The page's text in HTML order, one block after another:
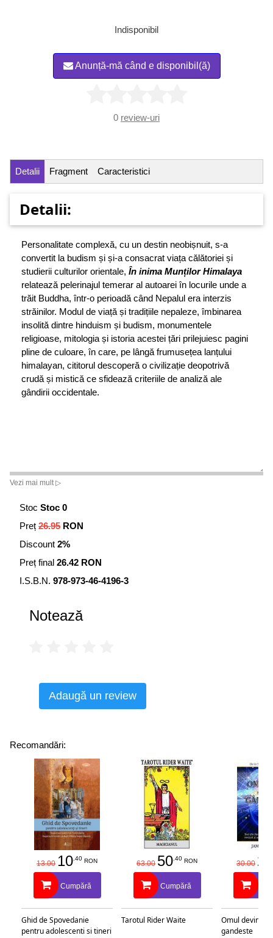
Indisponibil
Anunță-mă când e disponibil(ă)
0 review-uri
Detalii Fragment Caracteristici
Detalii:
Personalitate complexă, cu un destin neobișnuit, s-a
convertit la budism și și-a consacrat viața călătoriei și
studierii culturilor orientale, În inima Munților Himalaya
relatează pelerinajul temerar al autoarei în locurile unde a
trăit Buddha, într-o perioadă când Nepalul era interzis
străinilor. Modul de viață și tradițiile nepaleze, îmbinarea
insolită dintre hinduism și budism, monumentele
religioase, mitologia și istoria acestei țări prilejuiesc pagini
pline de culoare, în care, pe lângă frumusețea lanțului
himalayan, cititorul descoperă o civilizație deopotrivă
crudă și mistică ce sfidează criteriile de analiză ale
gândirii occidentale.
Vezi mai mult ▷
Stoc Stoc 0
Preț 26.95 RON
Discount 2%
Preț final 26.42 RON
I.S.B.N. 978-973-46-4196-3
Notează
Adaugă un review
Recomandări:
13.00 10.40 RON
Cumpără
Ghid de Spovedanie
pentru adolescenti si tineri
63.00 50.40 RON
Cumpără
Tarotul Rider Waite
30.00 25
Omul devine
gandeste